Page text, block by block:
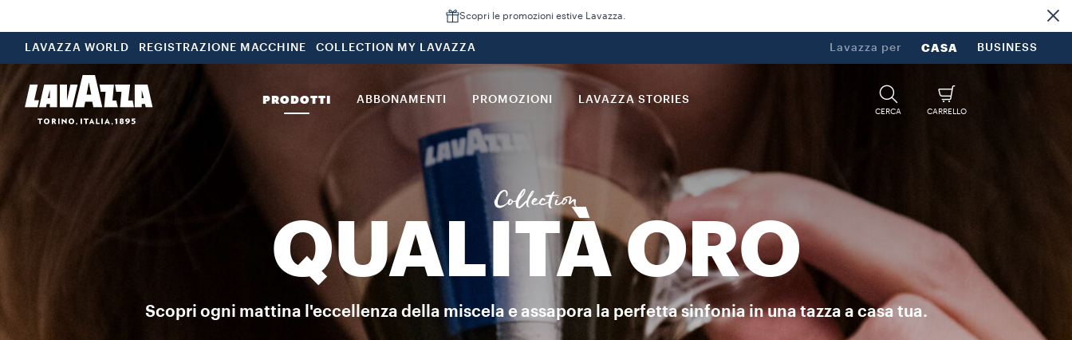
Scopri le promozioni estive Lavazza.
LAVAZZA WORLD REGISTRAZIONE MACCHINE COLLECTION MY LAVAZZA Lavazza per CASA BUSINESS
PRODOTTI ABBONAMENTI PROMOZIONI LAVAZZA STORIES
CERCA CARRELLO
Qualità Oro Una combinazione unica di 6 varietà di Arabica. La sinfonia perfetta per un gusto ogni volta superiore, dal 1956. Scopri di più
Collection
QUALITÀ ORO
Scopri ogni mattina l'eccellenza della miscela e assapora la perfetta sinfonia in una tazza a casa tua.